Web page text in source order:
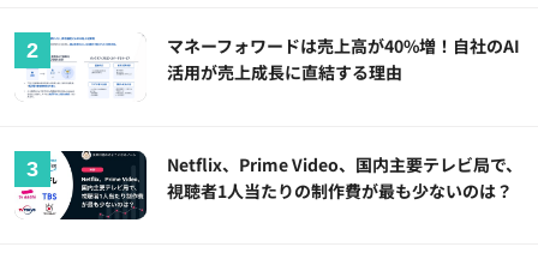
マネーフォワードは売上高が40%増！自社のAI
活用が売上成長に直結する理由
Netflix、Prime Video、国内主要テレビ局で、
視聴者1人当たりの制作費が最も少ないのは？